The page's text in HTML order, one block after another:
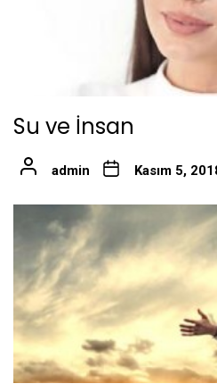
Su ve İnsan
admin Kasım 5,